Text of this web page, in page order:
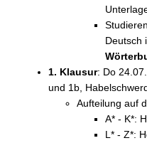
Deutsch
1. Klausur: Do
und 1b,
Aufteilung auf
A* - K*:
L* - Z*: